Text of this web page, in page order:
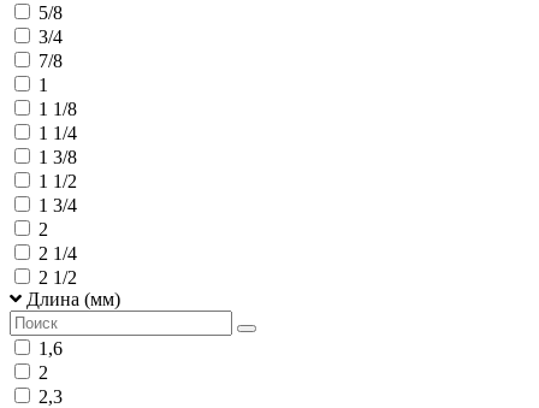
5/8
3/4
7/8
1
1 1/8
1 1/4
1 3/8
1 1/2
1 3/4
2
2 1/4
2 1/2
Длина (мм)
1,6
2
2,3